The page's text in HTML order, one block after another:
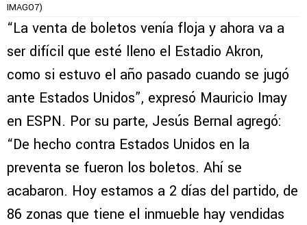
IMAGO7)
“La venta de boletos venía floja y ahora va a
ser difícil que esté lleno el Estadio Akron,
como si estuvo el año pasado cuando se jugó
ante Estados Unidos”, expresó Mauricio Imay
en ESPN. Por su parte, Jesús Bernal agregó:
“De hecho contra Estados Unidos en la
preventa se fueron los boletos. Ahí se
acabaron. Hoy estamos a 2 días del partido, de
86 zonas que tiene el inmueble hay vendidas